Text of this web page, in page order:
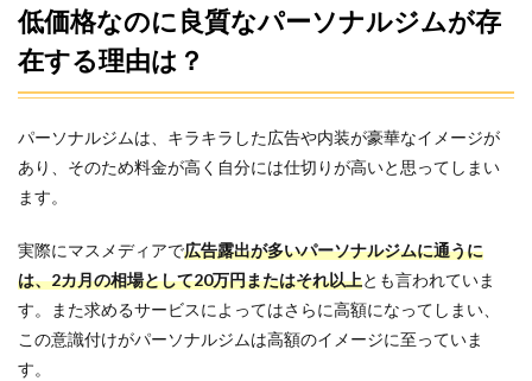
のに
良質
なパ
ーソ
ナル
が存
在す
る理
由
2
安く
て質
の高
いパ
ーソ
低価格なのに良質なパーソナルジムが存
在する理由は？
パーソナルジムは、キラキラした広告や内装が豪華なイメージが
あり、そのため料金が高く自分には仕切りが高いと思ってしまい
ます。
実際にマスメディアで広告露出が多いパーソナルジムに通うに
は、2カ月の相場として20万円またはそれ以上とも言われていま
す。また求めるサービスによってはさらに高額になってしまい、
この意識付けがパーソナルジムは高額のイメージに至っていま
す。